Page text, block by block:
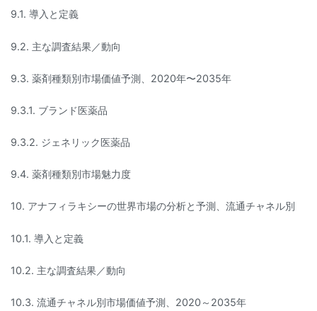
9.1. 導入と定義
9.2. 主な調査結果／動向
9.3. 薬剤種類別市場価値予測、2020年〜2035年
9.3.1. ブランド医薬品
9.3.2. ジェネリック医薬品
9.4. 薬剤種類別市場魅力度
10. アナフィラキシーの世界市場の分析と予測、流通チャネル別
10.1. 導入と定義
10.2. 主な調査結果／動向
10.3. 流通チャネル別市場価値予測、2020～2035年